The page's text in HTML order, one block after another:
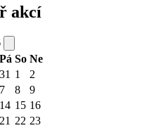
akcí
Pá So Ne
31 1
2
7 8
9
14 15 16
21 22 23